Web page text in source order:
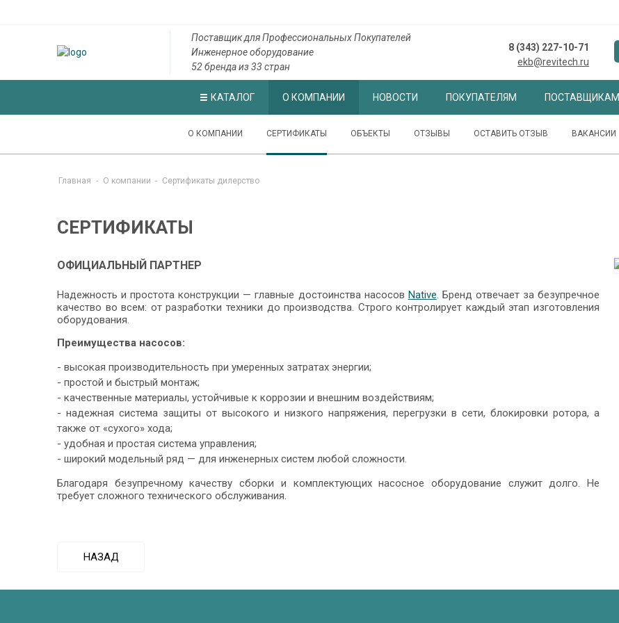
8 (343) 227-10-71
ekb@revitech.ru
Поставщик для Профессиональных Покупателей
Инженерное оборудование
52 бренда из 33 стран
КАТАЛОГ О КОМПАНИИ НОВОСТИ ПОКУПАТЕЛЯМ ПОСТАВЩИКАМ
О КОМПАНИИ СЕРТИФИКАТЫ ОБЪЕКТЫ ОТЗЫВЫ ОСТАВИТЬ ОТЗЫВ ВАКАНСИИ
Главная - О компании - Cертификаты дилерство
СЕРТИФИКАТЫ
ОФИЦИАЛЬНЫЙ ПАРТНЕР
Надежность и простота конструкции — главные достоинства насосов Native. Бренд отвечает за безупречное
качество во всем: от разработки техники до производства. Строго контролирует каждый этап изготовления
оборудования.
Преимущества насосов:
- высокая производительность при умеренных затратах энергии;
- простой и быстрый монтаж;
- качественные материалы, устойчивые к коррозии и внешним воздействиям;
- надежная система защиты от высокого и низкого напряжения, перегрузки в сети, блокировки ротора, а
также от «сухого» хода;
- удобная и простая система управления;
- широкий модельный ряд — для инженерных систем любой сложности.
Благодаря безупречному качеству сборки и комплектующих насосное оборудование служит долго. Не
требует сложного технического обслуживания.
НАЗАД